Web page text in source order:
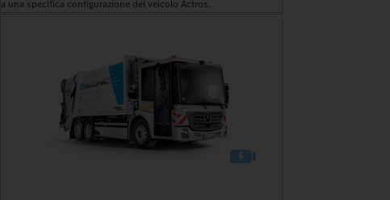
a una specifica configurazione del veicolo Actros.